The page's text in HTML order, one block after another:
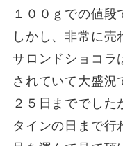
１００ｇでの値段
しかし、非常に売
サロンドショコラ
されていて大盛況
２５日まででした
タインの日まで行